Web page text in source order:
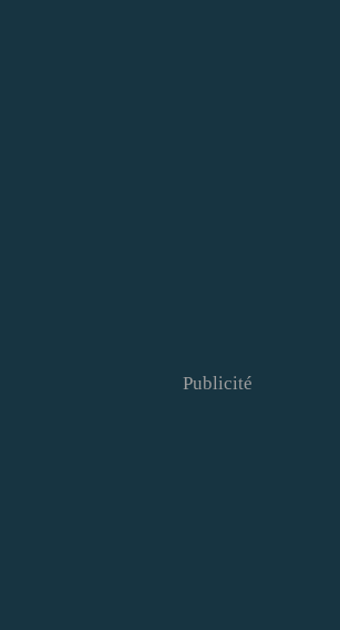
Publicité